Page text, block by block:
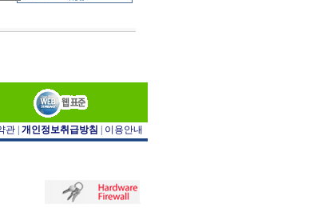
관 개인정보취급방침 이용안내